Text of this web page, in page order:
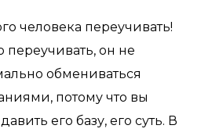
человека переучивать!
переучивать, он не
обмениваться
потому что вы
его базу, его суть. В